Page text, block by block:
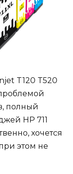
T120 T520
полный
HP 711
хочется
этом не